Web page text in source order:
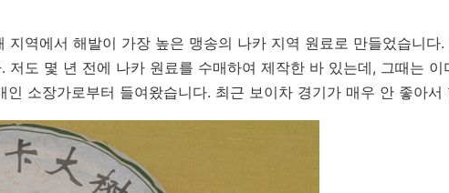
지역에서 해발이 가장 높은 맹송의 나카 지역 원료로 만들었습니
저도 몇 년 전에 나카 원료를 수매하여 제작한 바 있는데, 그때는
소장가로부터 들여왔습니다. 최근 보이차 경기가 매우 안 좋아